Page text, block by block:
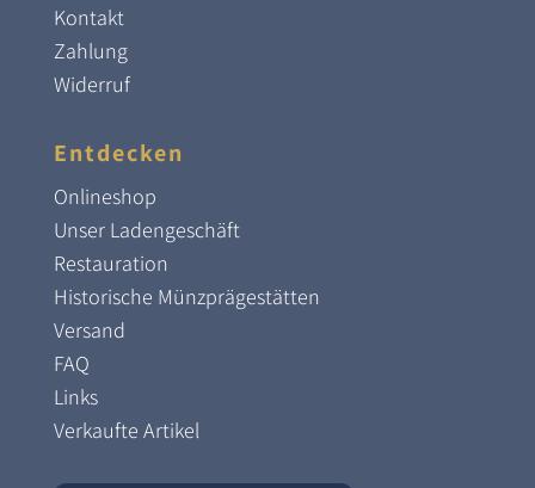
Kontakt
Zahlung
Widerruf
Entdecken
Onlineshop
Unser Ladengeschäft
Restauration
Historische Münzprägestätten
Versand
FAQ
Links
Verkaufte Artikel